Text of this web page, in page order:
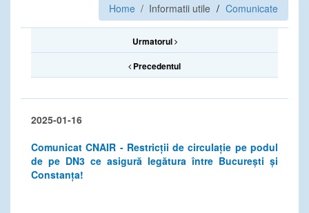
Home / Informatii utile Comunicate
Urmatorul
Precedentul
2025-01-16
Comunicat CNAIR - Restricții de circulație pe podul
de pe DN3 ce asigură legătura între București și
Constanța!